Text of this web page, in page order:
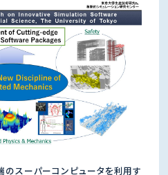
のスーパーコンピュータを利用す